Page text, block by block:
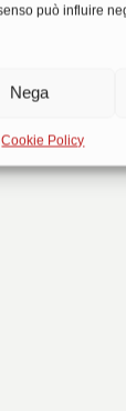
può influire
Nega
Cookie Policy
...carica...